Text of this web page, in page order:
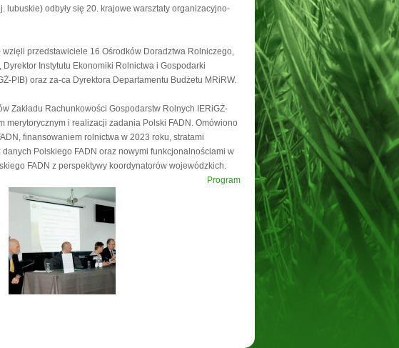
odbyły się 20. krajowe warsztaty organizacyjno-
wzięli przedstawiciele 16 Ośrodków Doradztwa Rolniczego,
Instytutu Ekonomiki Rolnictwa i Gospodarki
PIB) oraz za-ca Dyrektora Departamentu Budżetu MRiRW.
Zakładu Rachunkowości Gospodarstw Rolnych IERiGŻ-
i realizacji zadania Polski FADN. Omówiono
finansowaniem rolnictwa w 2023 roku, stratami
Polskiego FADN oraz nowymi funkcjonalnościami w
FADN z perspektywy koordynatorów wojewódzkich.
Program